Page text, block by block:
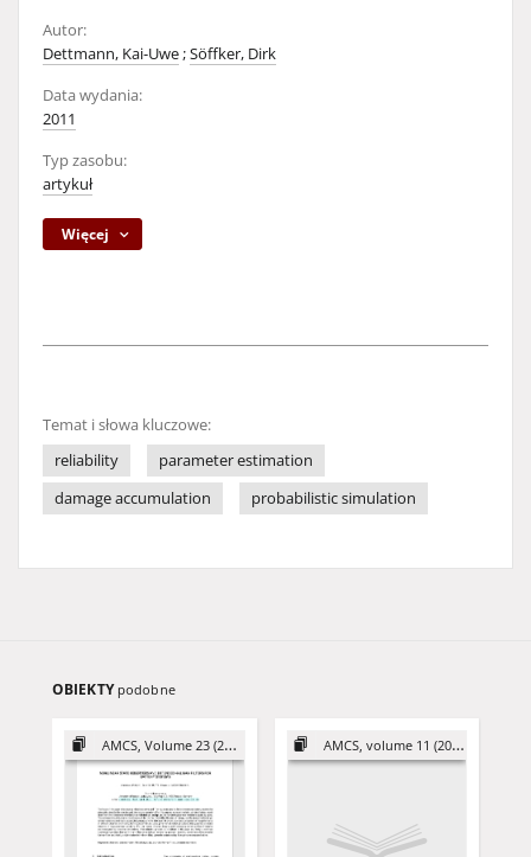
Autor:
Dettmann, Kai-Uwe;Söffker, Dirk
Data wydania:
2011
Typ zasobu:
artykuł
Więcej
Temat i słowa kluczowe:
reliability
parameter estimation
damage accumulation
probabilistic simulation
OBIEKTY podobne
AMCS, Volume 23 (2013) AMCS, volume 11 (2001)